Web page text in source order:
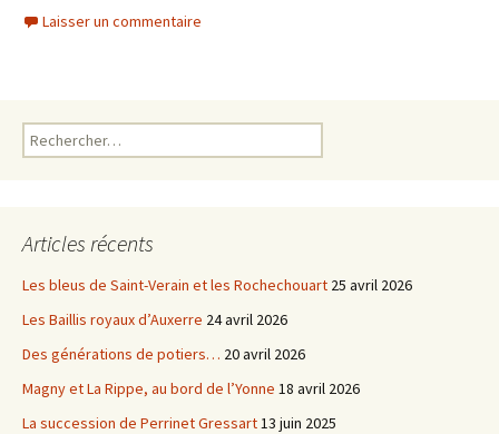
c
e
i
t
Laisser un commentaire
Rechercher :
Articles récents
Les bleus de Saint-Verain et les Rochechouart 25 avril 2026
Les Baillis royaux d’Auxerre 24 avril 2026
Des générations de potiers… 20 avril 2026
Magny et La Rippe, au bord de l’Yonne 18 avril 2026
La succession de Perrinet Gressart13 juin 2025